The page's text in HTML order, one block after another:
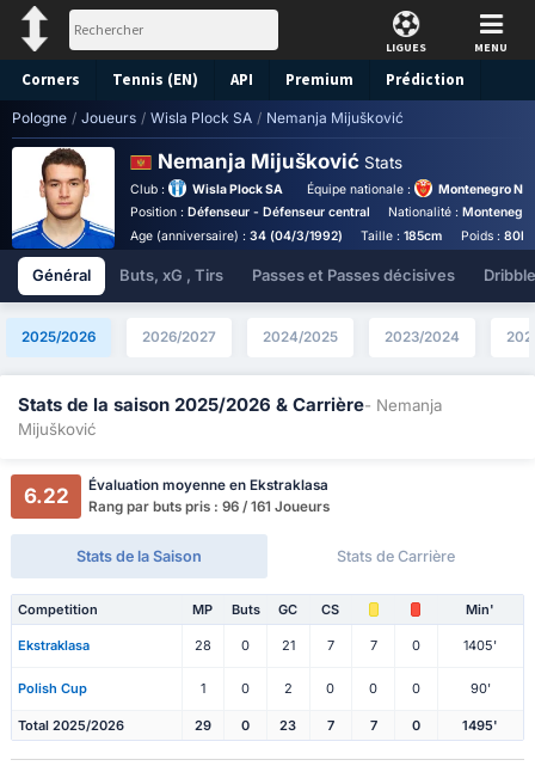
LIGUES MENU
Corners Tennis (EN) API Premium Prédiction
Pologne / Joueurs / Wisla Plock SA / Nemanja Mijušković
Nemanja Mijušković Stats
Club : Wisla Plock SA Équipe nationale :
Montenegro
Position : Défenseur - Défenseur central Nationalité :Montenegro
Age (anniversaire) : 34 (04/3/1992) Taille :185cm Poids : 80kg
Général Buts, xG , Tirs Passes et Passes décisives
2025/2026 2026/2027 2024/2025 2023/2024
Stats de la saison 2025/2026 & Carrière- Nemanja
Mijušković
6.22
Évaluation moyenne en Ekstraklasa
Rang par buts pris : 96 / 161 Joueurs
Stats de la Saison Stats de Carrière
Competition MP Buts GC CS Min'
Ekstraklasa 28 0 21 7 7 0 1405'
Polish Cup 1 0 2 0 0 0 90'
Total 2025/2026 29 0 23 7 7 0 1495'